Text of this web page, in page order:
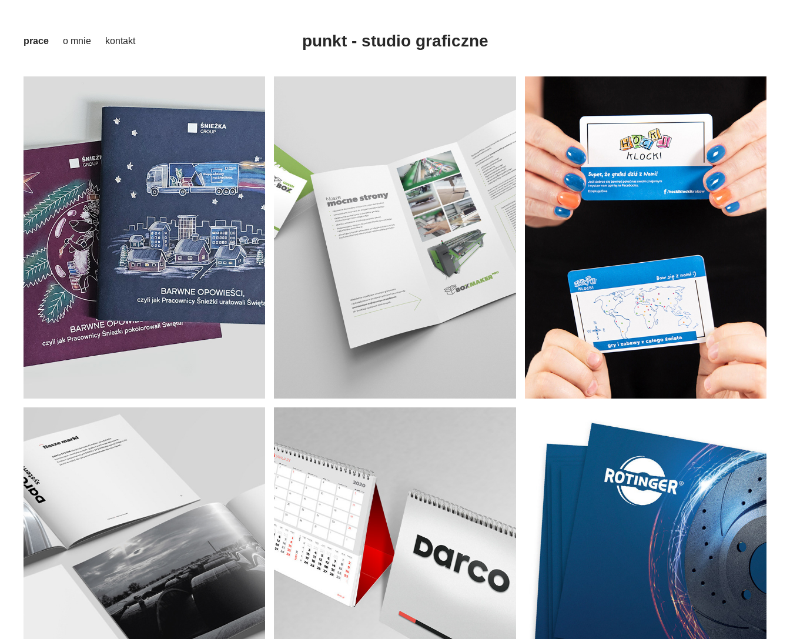
prace o mnie kontakt punkt - studio graficzne
ŚNIEŻKA
współpraca z rysownikiem * projekt * materiały
drukowane
GREEN BOX
sesja zdjęciowa * projekt logo * materiały drukowane
DARCO
foldery * katalogi * oferty
DARCO KALENDARZE ROTINGER